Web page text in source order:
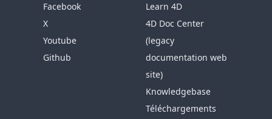
Facebook
X
Youtube
Github
Learn 4D
4D Doc Center
(legacy
documentation web
site)
Knowledgebase
Téléchargements